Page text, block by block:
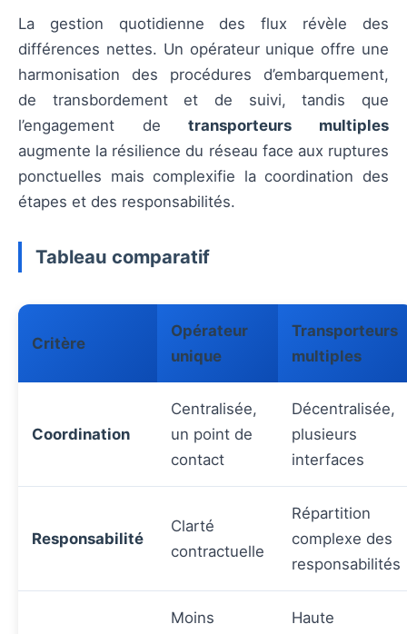
La gestion quotidienne des flux révèle des
différences nettes. Un opérateur unique offre une
harmonisation des procédures d’embarquement,
de transbordement et de suivi, tandis que
l’engagement detransporteurs multiples
augmente la résilience du réseau face aux ruptures
ponctuelles mais complexifie la coordination des
étapes et des responsabilités.
Tableau comparatif
Critère
Opérateur
unique
Transporteurs
multiples
Coordination
Centralisée,
un point de
contact
Décentralisée,
plusieurs
interfaces
Responsabilité
Clarté
contractuelle
Répartition
complexe des
responsabilités
Moins
Haute